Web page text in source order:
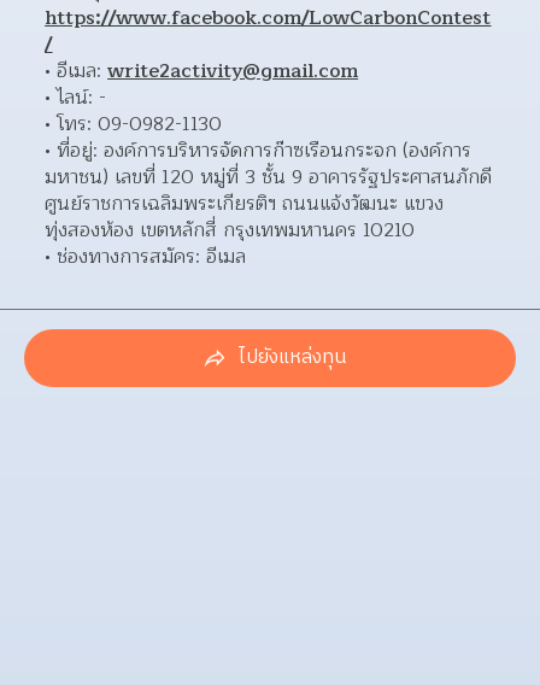
https://www.facebook.com/LowCarbonContest
/
อีเมล: write2activity@gmail.com
ไลน์: -
โทร: 09-0982-1130
ที่อยู่: องค์การบริหารจัดการก๊าซเรือนกระจก (องค์การ
มหาชน) เลขที่ 120 หมู่ที่ 3 ชั้น 9 อาคารรัฐประศาสนภักดี
ศูนย์ราชการเฉลิมพระเกียรติฯ ถนนแจ้งวัฒนะ แขวง
ทุ่งสองห้อง เขตหลักสี่ กรุงเทพมหานคร 10210
ช่องทางการสมัคร: อีเมล
ไปยังแหล่งทุน